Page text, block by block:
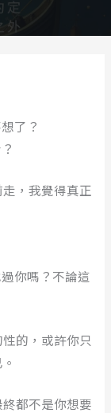
了？
，我覺得真正
你嗎？不論這
的，或許你只
都不是你想要